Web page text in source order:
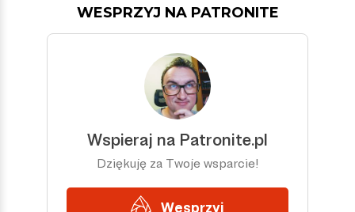
WESPRZYJ NA PATRONITE